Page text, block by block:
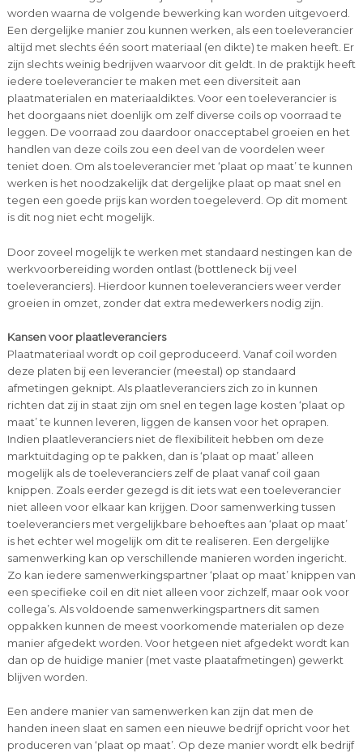
worden waarna de volgende bewerking kan worden uitgevoerd.
Een dergelijke manier zou kunnen werken, als een toeleverancier
altijd met slechts één soort materiaal (en dikte) te maken heeft. Er
zijn slechts weinig bedrijven waarvoor dit geldt. In de praktijk heeft
iedere toeleverancier te maken met een diversiteit aan
plaatmaterialen en materiaaldiktes. Voor een toeleverancier is
het doorgaans niet doenlijk om zelf diverse coils op voorraad te
leggen. De voorraad zou daardoor onacceptabel groeien en het
handlen van deze coils zou een deel van de voordelen weer
teniet doen. Om als toeleverancier met ‘plaat op maat’ te kunnen
werken is het noodzakelijk dat dergelijke plaat op maat snel en
tegen een goede prijs kan worden toegeleverd. Op dit moment
is dit nog niet echt mogelijk.
Door zoveel mogelijk te werken met standaard nestingen kan de
werkvoorbereiding worden ontlast (bottleneck bij veel
toeleveranciers). Hierdoor kunnen toeleveranciers weer verder
groeien in omzet, zonder dat extra medewerkers nodig zijn.
Kansen voor plaatleveranciers
Plaatmateriaal wordt op coil geproduceerd. Vanaf coil worden
deze platen bij een leverancier (meestal) op standaard
afmetingen geknipt. Als plaatleveranciers zich zo in kunnen
richten dat zij in staat zijn om snel en tegen lage kosten ‘plaat op
maat’ te kunnen leveren, liggen de kansen voor het oprapen.
Indien plaatleveranciers niet de flexibiliteit hebben om deze
marktuitdaging op te pakken, dan is ‘plaat op maat’ alleen
mogelijk als de toeleveranciers zelf de plaat vanaf coil gaan
knippen. Zoals eerder gezegd is dit iets wat een toeleverancier
niet alleen voor elkaar kan krijgen. Door samenwerking tussen
toeleveranciers met vergelijkbare behoeftes aan ‘plaat op maat’
is het echter wel mogelijk om dit te realiseren. Een dergelijke
samenwerking kan op verschillende manieren worden ingericht.
Zo kan iedere samenwerkingspartner ‘plaat op maat’ knippen van
een specifieke coil en dit niet alleen voor zichzelf, maar ook voor
collega’s. Als voldoende samenwerkingspartners dit samen
oppakken kunnen de meest voorkomende materialen op deze
manier afgedekt worden. Voor hetgeen niet afgedekt wordt kan
dan op de huidige manier (met vaste plaatafmetingen) gewerkt
blijven worden.
Een andere manier van samenwerken kan zijn dat men de
handen ineen slaat en samen een nieuwe bedrijf opricht voor het
produceren van ‘plaat op maat’. Op deze manier wordt elk bedrijf